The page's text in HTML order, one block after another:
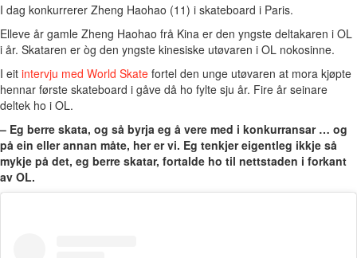
I dag konkurrerer Zheng Haohao (11) i skateboard i Paris.
Elleve år gamle Zheng Haohao frå Kina er den yngste deltakaren i OL
i år. Skataren er òg den yngste kinesiske utøvaren i OL nokosinne.
I eit intervju med World Skate fortel den unge utøvaren at mora kjøpte
hennar første skateboard i gåve då ho fylte sju år. Fire år seinare
deltek ho i OL.
– Eg berre skata, og så byrja eg å vere med i konkurransar … og
på ein eller annan måte, her er vi. Eg tenkjer eigentleg ikkje så
mykje på det, eg berre skatar, fortalde ho til nettstaden i forkant
av OL.